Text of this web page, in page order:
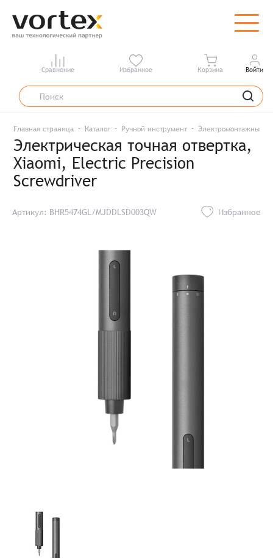
Сравнение Избранное Корзина Войти
Главная страница Каталог Ручной инструмент Электромонтажный
Электрическая точная отвертка,
Xiaomi, Electric Precision
Screwdriver
Артикул: BHR5474GL/MJDDLSD003QW Избранное